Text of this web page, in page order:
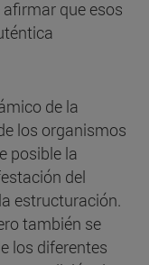
que esos
de la
los organismos
posible la
del
estructuración.
también se
los diferentes